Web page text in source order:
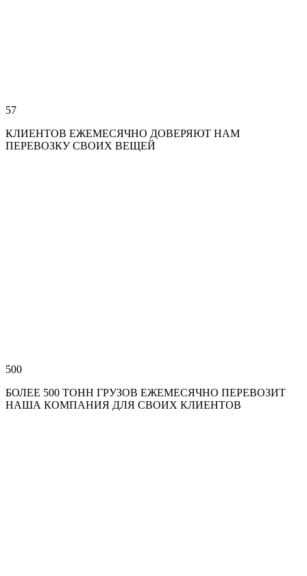
57
КЛИЕНТОВ ЕЖЕМЕСЯЧНО ДОВЕРЯЮТ НАМ
ПЕРЕВОЗКУ СВОИХ ВЕЩЕЙ
500
БОЛЕЕ 500 ТОНН ГРУЗОВ ЕЖЕМЕСЯЧНО ПЕРЕВОЗИТ
НАША КОМПАНИЯ ДЛЯ СВОИХ КЛИЕНТОВ